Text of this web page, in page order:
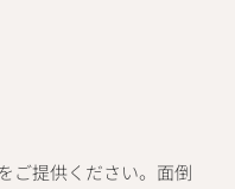
ご提供ください。面倒